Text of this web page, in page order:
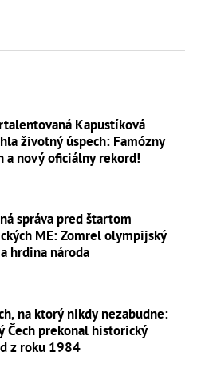
Kapustíková
životný úspech: Famózny
a nový oficiálny rekord!
správa pred štartom
ME: Zomrel olympijský
hrdina národa
na ktorý nikdy nezabudne:
Čech prekonal historický
z roku 1984